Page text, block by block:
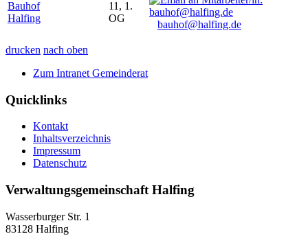
Bauhof
Halfing
11, 1.
OG
bauhof@halfing.de
drucken nach oben
Zum Intranet Gemeinderat
Quicklinks
Kontakt
Inhaltsverzeichnis
Impressum
Datenschutz
Verwaltungsgemeinschaft Halfing
Wasserburger Str. 1
83128 Halfing